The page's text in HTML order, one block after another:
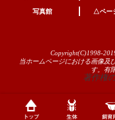
写真館 △ペー
Copyright(C)1998-
当ホームページにおける画像及
す。有
著作権